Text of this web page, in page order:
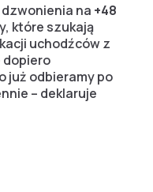
na +48
które szukają
uchodźców z
dopiero
już odbieramy po
– deklaruje